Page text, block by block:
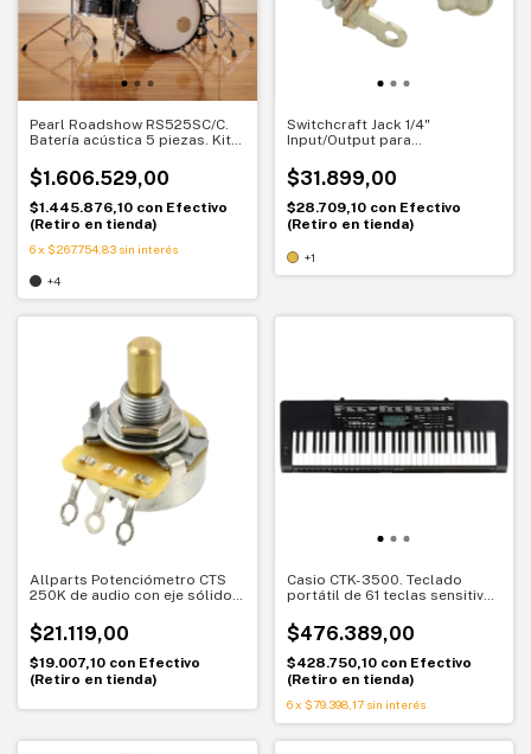
Pearl Roadshow RS525SC/C.
Batería acústica 5 piezas. Kit
$1.606.529,00
$1.445.876,10 con Efectivo
(Retiro en tienda)
6x $267.754,83 sin interés
+4
Switchcraft Jack 1/4"
Input/Output para
$31.899,00
$28.709,10 con Efectivo
(Retiro en tienda)
+1
Allparts Potenciómetro CTS
250K de audio con eje sólido –
$21.119,00
$19.007,10 con Efectivo
(Retiro en tienda)
Casio CTK-3500. Teclado
portátil de 61 teclas sensitivas
$476.389,00
$428.750,10 con Efectivo
(Retiro en tienda)
6 x $79.398,17 sin interés